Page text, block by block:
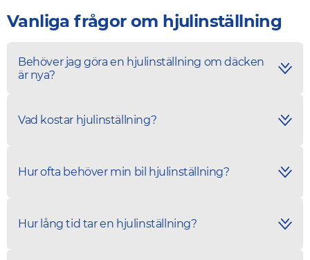
Vanliga frågor om hjulinställning
Behöver jag göra en hjulinställning om däcken
är nya?
Vad kostar hjulinställning?
Hur ofta behöver min bil hjulinställning?
Hur lång tid tar en hjulinställning?